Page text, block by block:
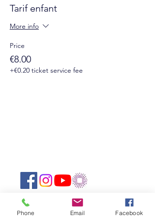
Tarif enfant
More info
Price
€8.00
+€0.20 ticket service fee
Newsletter
Phone Email Facebook